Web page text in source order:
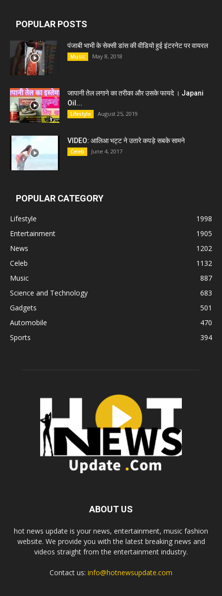
POPULAR POSTS
पंजाबी भाभी के सेक्सी डांस की वीडियो हुई इंटरनेट पर वायरल
Music May 8, 2018
जापानी तेल लगाने का तरीका और उसके फायदे । Japani
Oil...
Lifestyle August 25, 2019
VIDEO: आलिआ भट्ट ने उतारे कपड़े सबके सामने
Celeb June 4, 2017
POPULAR CATEGORY
Lifestyle
1998
Entertainment
1905
News
1202
Celeb
1132
Music
887
Science and Technology
683
Gadgets
501
Automobile
470
Sports
394
ABOUT US
hot news update is your news, entertainment, music fashion
website. We provide you with the latest breaking news and
videos straight from the entertainment industry.
Contact us: info@hotnewsupdate.com